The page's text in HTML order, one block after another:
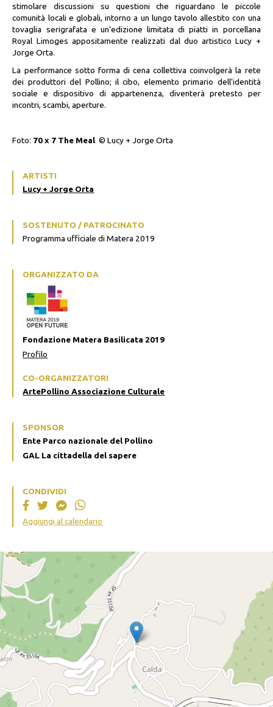
stimolare discussioni su questioni che riguardano le piccole
comunità locali e globali, intorno a un lungo tavolo allestito con una
tovaglia serigrafata e un'edizione limitata di piatti in porcellana
Royal Limoges appositamente realizzati dal duo artistico Lucy +
Jorge Orta.
La performance sotto forma di cena collettiva coinvolgerà la rete
dei produttori del Pollino; il cibo, elemento primario dell'identità
sociale e dispositivo di appartenenza, diventerà pretesto per
incontri, scambi, aperture.
Foto: 70 x 7 The Meal© Lucy + Jorge Orta
ARTISTI
Lucy + Jorge Orta
SOSTENUTO / PATROCINATO
Programma ufficiale di Matera 2019
ORGANIZZATO DA
Fondazione Matera Basilicata 2019
Profilo
CO-ORGANIZZATORI
ArtePollino Associazione Culturale
SPONSOR
Ente Parco nazionale del Pollino
GAL La cittadella del sapere
CONDIVIDI
Aggiungi al calendario